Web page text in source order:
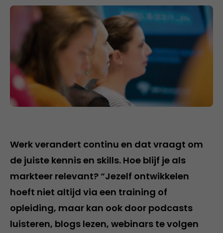
Werk verandert continu en dat vraagt om
de juiste kennis en skills. Hoe blijf je als
markteer relevant? “Jezelf ontwikkelen
hoeft niet altijd via een training of
opleiding, maar kan ook door podcasts
luisteren, blogs lezen, webinars te volgen